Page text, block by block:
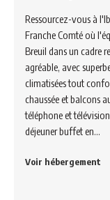
Ressourcez-vous à
Franche Comté où
Breuil dans un cadre
agréable, avec
climatisées tout
chaussée et balcons
téléphone et
déjeuner buffet en…
Voir hébergement